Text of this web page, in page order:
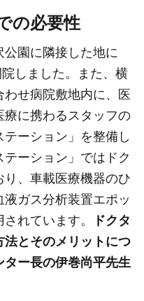
の必要性
園に隣接した地に
しました。また、横
せ病院敷地内に、医
に携わるスタッフの
ーション」を整備し
ーション」ではドク
、車載医療機器のひ
ガス分析装置エポッ
れています。
ドクタ
とそのメリットにつ
ー長の伊巻尚平先生